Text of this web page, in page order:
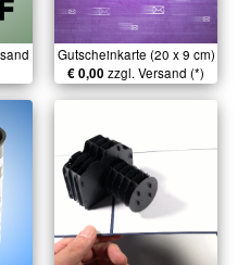
Gutscheinkarte (20 x 9 cm)
€ 0,00 zzgl. Versand (*)